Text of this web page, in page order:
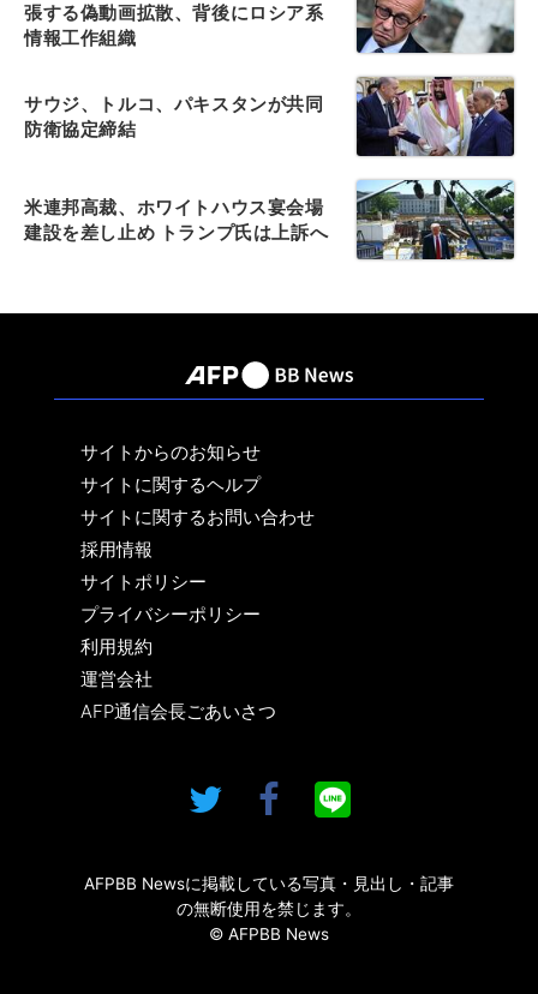
張する偽動画拡散、背後にロシア系
情報工作組織
サウジ、トルコ、パキスタンが共同
防衛協定締結
米連邦高裁、ホワイトハウス宴会場
建設を差し止め トランプ氏は上訴へ
サイトからのお知らせ
サイトに関するヘルプ
サイトに関するお問い合わせ
採用情報
サイトポリシー
プライバシーポリシー
利用規約
運営会社
AFP通信会長ごあいさつ
AFPBB Newsに掲載している写真・見出し・記事
の無断使用を禁じます。
© AFPBB News